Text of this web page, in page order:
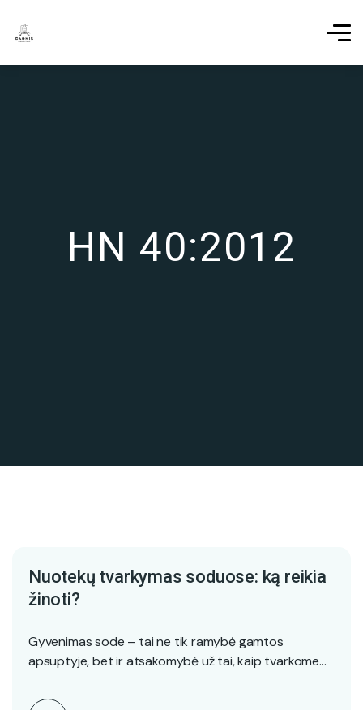
HN 40:2012
Nuotekų tvarkymas soduose: ką reikia
žinoti?
Gyvenimas sode – tai ne tik ramybė gamtos
apsuptyje, bet ir atsakomybė už tai, kaip tvarkome…